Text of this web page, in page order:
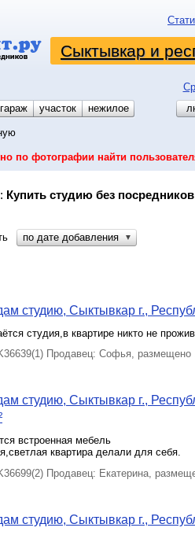
Сыктывкар и
гараж участок
нежилое
по фотографии найти
Купить студию без
по дате добавления ▼
студию, Сыктывкар г.,
студия,в квартире никто не
Продавец: Софья, размещено
студию, Сыктывкар г.,
встроенная мебель
квартира делали для себя.
Продавец: Екатерина,
студию, Сыктывкар г.,